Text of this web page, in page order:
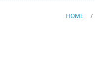
HOME